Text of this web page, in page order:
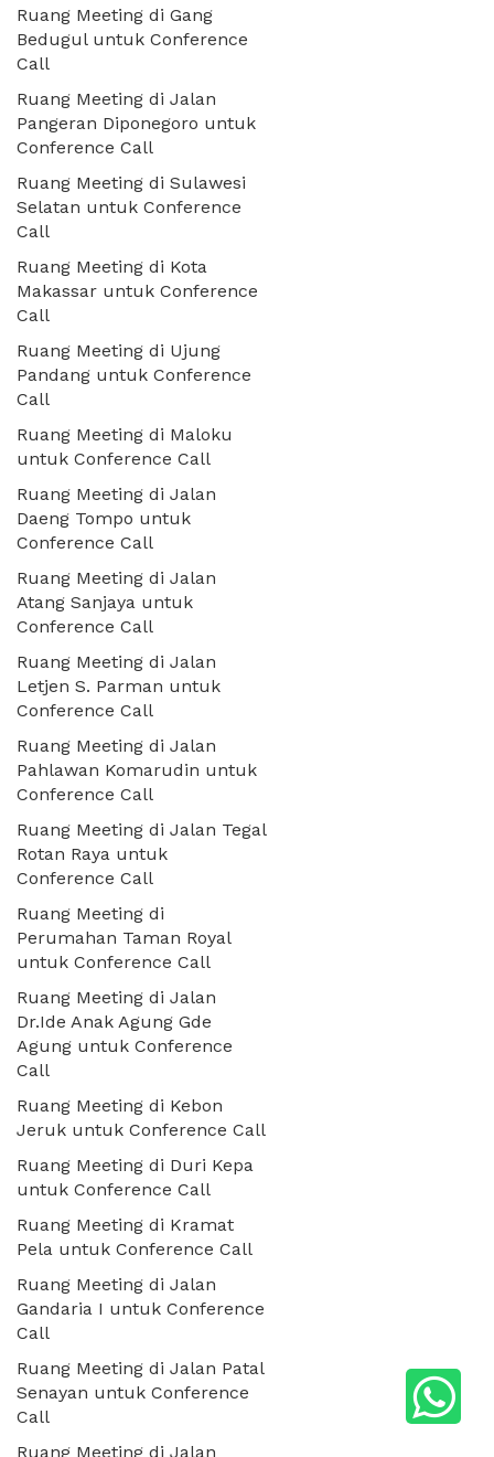
Ruang Meeting di Gang
Bedugul untuk Conference
Call
Ruang Meeting di Jalan
Pangeran Diponegoro untuk
Conference Call
Ruang Meeting di Sulawesi
Selatan untuk Conference
Call
Ruang Meeting di Kota
Makassar untuk Conference
Call
Ruang Meeting di Ujung
Pandang untuk Conference
Call
Ruang Meeting di Maloku
untuk Conference Call
Ruang Meeting di Jalan
Daeng Tompo untuk
Conference Call
Ruang Meeting di Jalan
Atang Sanjaya untuk
Conference Call
Ruang Meeting di Jalan
Letjen S. Parman untuk
Conference Call
Ruang Meeting di Jalan
Pahlawan Komarudin untuk
Conference Call
Ruang Meeting di Jalan Tegal
Rotan Raya untuk
Conference Call
Ruang Meeting di
Perumahan Taman Royal
untuk Conference Call
Ruang Meeting di Jalan
Dr.Ide Anak Agung Gde
Agung untuk Conference
Call
Ruang Meeting di Kebon
Jeruk untuk Conference Call
Ruang Meeting di Duri Kepa
untuk Conference Call
Ruang Meeting di Kramat
Pela untuk Conference Call
Ruang Meeting di Jalan
Gandaria I untuk Conference
Call
Ruang Meeting di Jalan Patal
Senayan untuk Conference
Call
Ruang Meeting di Jalan